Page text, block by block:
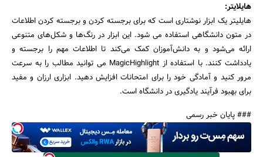
هایلایتر:
هایلیتر یک ابزار نوشتاری است که برای برجسته کردن و برجسته کردن اطلاعات
در متون دانشگاهی استفاده می شود. این ابزار در رنگ‌ها و شکل‌های متنوعی
ارائه می‌شود و به دانش‌آموزان کمک می‌کند تا اطلاعات مهم را برجسته و
یادداشت کنند. با استفاده از MagicHighlight می توانید مطالب را به سرعت
مرور کنید و آمادگی خود را برای امتحانات افزایش دهید. ابزاری ارزان و مفید
برای بهبود فرآیند یادگیری در دانشگاه است.
### پایان خبر رسمی